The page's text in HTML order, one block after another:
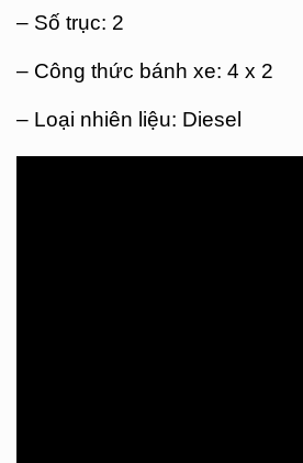
– Số trục: 2
– Công thức bánh xe: 4 x 2
– Loại nhiên liệu: Diesel